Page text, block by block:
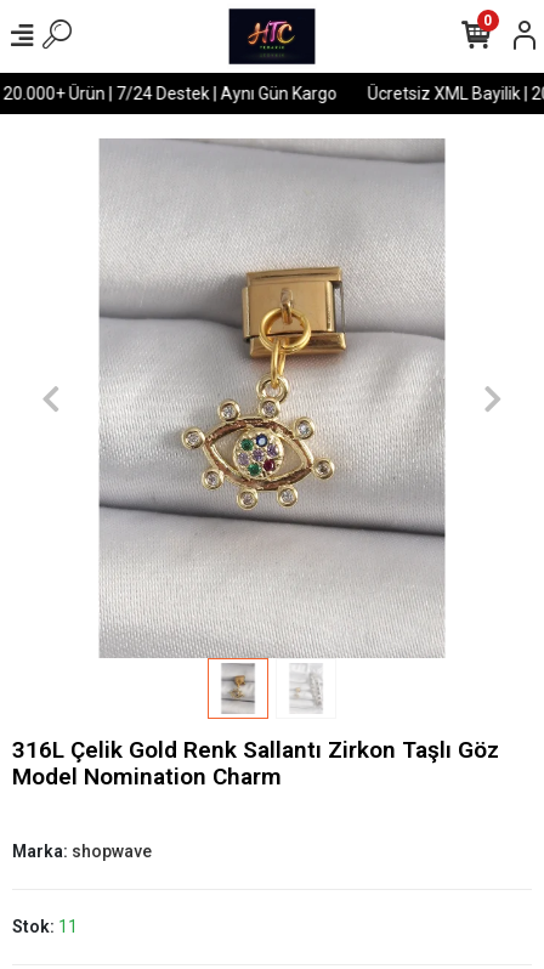
Ürün | 7/24 Destek | Aynı Gün Kargo Ücretsiz XML Bayilik |
0
316L Çelik Gold Renk Sallantı Zirkon Taşlı Göz
Model Nomination Charm
Marka: shopwave
Stok: 11